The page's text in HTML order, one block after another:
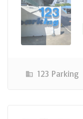
123 Parking